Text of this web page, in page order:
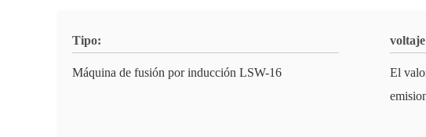
Tipo:
Máquina de fusión por inducción LSW-16
El